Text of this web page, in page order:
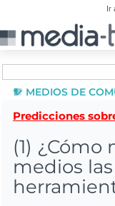
Ir
MEDIOS DE
Predicciones
(1) ¿Cómo
medios